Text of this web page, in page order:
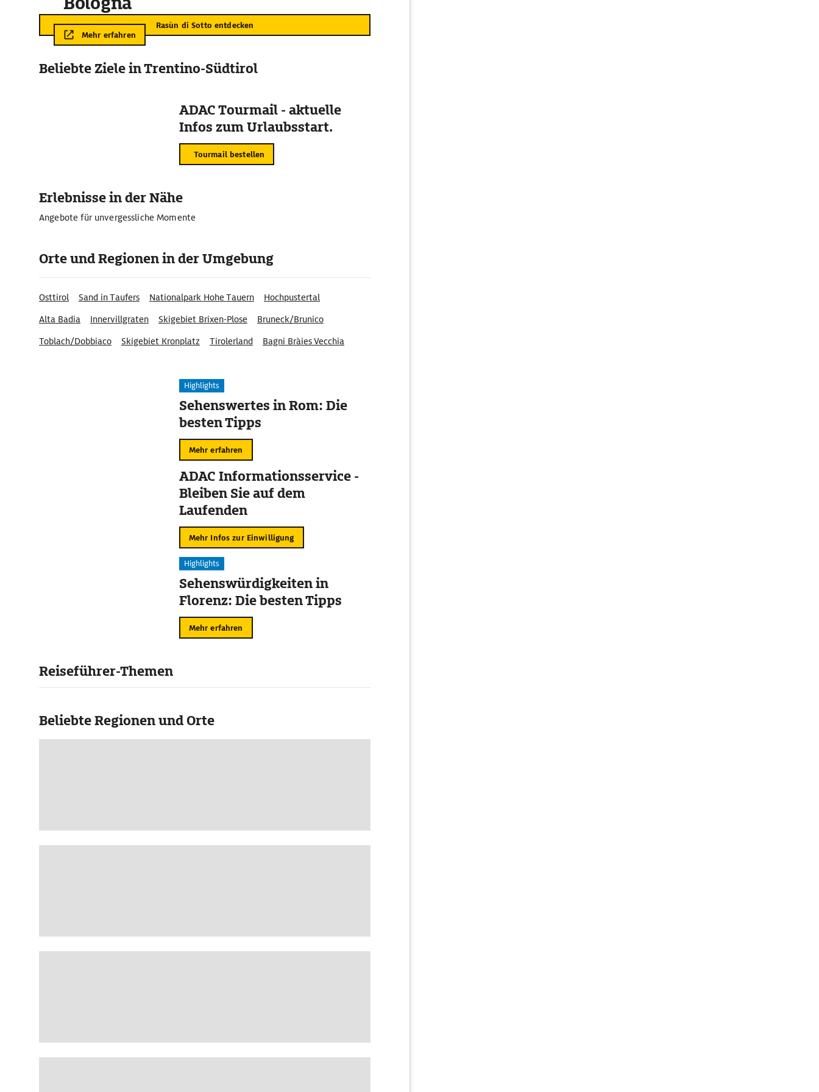
Rasùn di Sotto entdecken
Mehr erfahren
Beliebte Ziele in Trentino-Südtirol
ADAC Tourmail - aktuelle
Infos zum Urlaubsstart.
Tourmail bestellen
Erlebnisse in der Nähe
Angebote für unvergessliche Momente
Orte und Regionen in der Umgebung
Osttirol Sand in Taufers Nationalpark Hohe Tauern
Hochpustertal
Alta Badia
Innervillgraten Skigebiet Brixen-Plose
Bruneck/Brunico
Toblach/Dobbiaco
Skigebiet Kronplatz Tirolerland
Bagni Bràies Vecchia
Highlights
Sehenswertes in Rom: Die
besten Tipps
Mehr erfahren
ADAC Informationsservice -
Bleiben Sie auf dem
Laufenden
Mehr Infos zur Einwilligung
Highlights
Sehenswürdigkeiten in
Florenz: Die besten Tipps
Mehr erfahren
Reiseführer-Themen
Beliebte Regionen und Orte